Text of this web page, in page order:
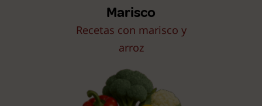
Marisco
Recetas con marisco y
arroz